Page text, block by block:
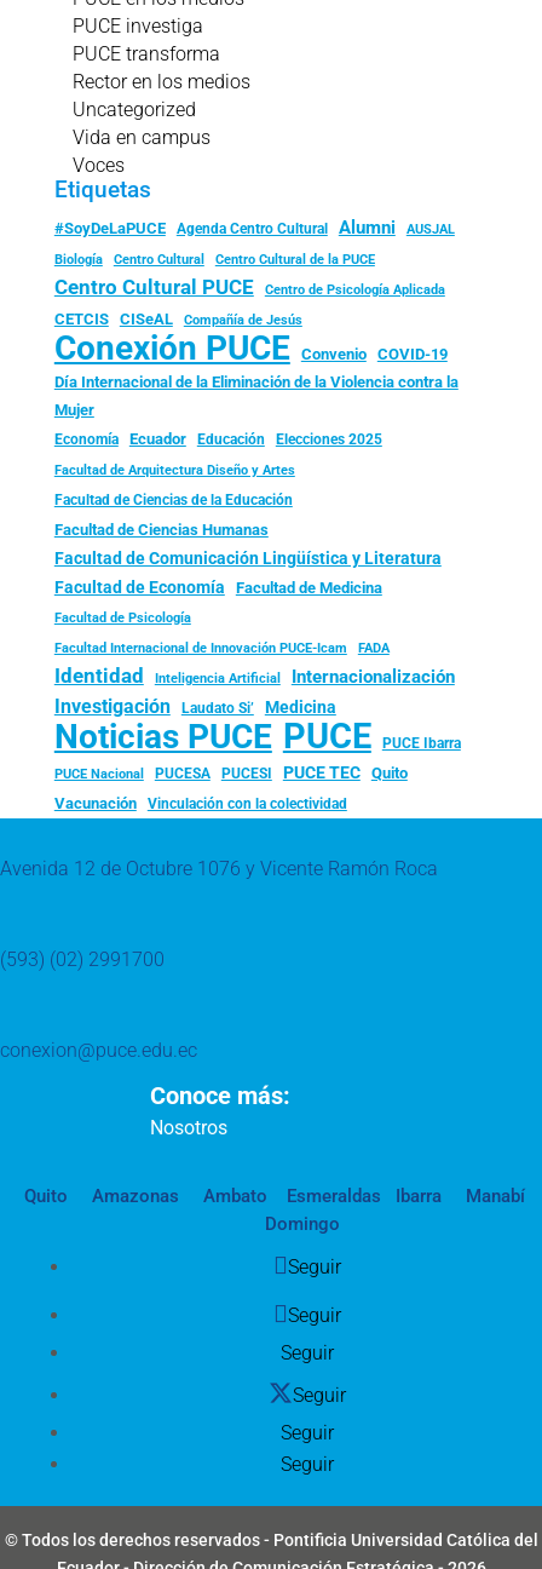
PUCE investiga
PUCE transforma
Rector en los medios
Uncategorized
Vida en campus
Voces
Etiquetas
#SoyDeLaPUCE Agenda Centro Cultural Alumni
AUSJAL
Biología
Centro Cultural Centro Cultural de la PUCE
Centro Cultural PUCE Centro de Psicología Aplicada
CETCIS CISeAL Compañía de Jesús
Conexión PUCE Convenio
COVID-19
Día Internacional de la Eliminación de la Violencia contra la
Mujer
Economía Ecuador Educación Elecciones 2025
Facultad de Arquitectura Diseño y Artes
Facultad de Ciencias de la Educación
Facultad de Ciencias Humanas
Facultad de Comunicación Lingüística y Literatura
Facultad de Economía Facultad de Medicina
Facultad de Psicología
Facultad Internacional de Innovación PUCE-Icam FADA
Identidad Inteligencia Artificial Internacionalización
Investigación Laudato Si’ Medicina
Noticias PUCE PUCE PUCE Ibarra
PUCE Nacional PUCESA PUCESI PUCE TEC
Quito
Vacunación
Vinculación con la colectividad
Avenida 12 de Octubre 1076 y Vicente Ramón Roca
(593) (02) 2991700
conexion@puce.edu.ec
Conoce más:
Nosotros
Quito Amazonas Ambato Esmeraldas Ibarra
Manabí
Domingo
Seguir
Seguir
Seguir
Seguir
Seguir
Seguir
© Todos los derechos reservados - Pontificia Universidad Católica del